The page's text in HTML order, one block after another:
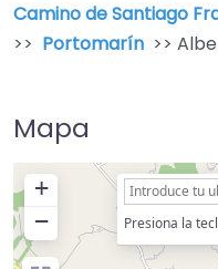
Camino de Santiago
>> Portomarín >>
Mapa
+
−
Presiona la